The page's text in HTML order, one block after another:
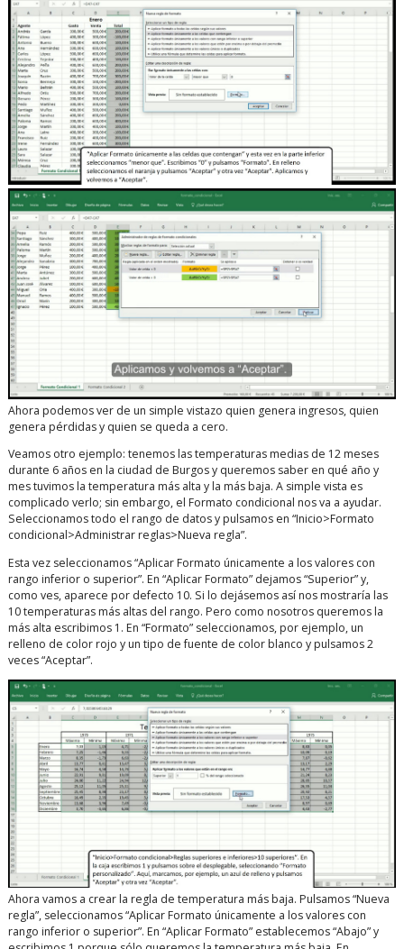
Ahora podemos ver de un simple vistazo quien genera ingresos, quien
genera pérdidas y quien se queda a cero.
Veamos otro ejemplo: tenemos las temperaturas medias de 12 meses
durante 6 años en la ciudad de Burgos y queremos saber en qué año y
mes tuvimos la temperatura más alta y la más baja. A simple vista es
complicado verlo; sin embargo, el Formato condicional nos va a ayudar.
Seleccionamos todo el rango de datos y pulsamos en “Inicio>Formato
condicional>Administrar reglas>Nueva regla”.
Esta vez seleccionamos “Aplicar Formato únicamente a los valores con
rango inferior o superior”. En “Aplicar Formato” dejamos “Superior” y,
como ves, aparece por defecto 10. Si lo dejásemos así nos mostraría las
10 temperaturas más altas del rango. Pero como nosotros queremos la
más alta escribimos 1. En “Formato” seleccionamos, por ejemplo, un
relleno de color rojo y un tipo de fuente de color blanco y pulsamos 2
veces “Aceptar”.
Ahora vamos a crear la regla de temperatura más baja. Pulsamos “Nueva
regla”, seleccionamos “Aplicar Formato únicamente a los valores con
rango inferior o superior”. En “Aplicar Formato” establecemos “Abajo” y